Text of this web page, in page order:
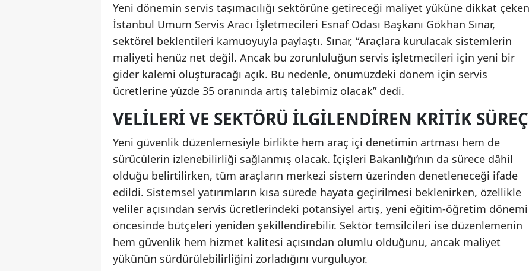
Yeni dönemin servis taşımacılığı sektörüne getireceği maliyet yüküne dikkat çeken
İstanbul Umum Servis Aracı İşletmecileri Esnaf Odası Başkanı Gökhan Sınar,
sektörel beklentileri kamuoyuyla paylaştı. Sınar, “Araçlara kurulacak sistemlerin
maliyeti henüz net değil. Ancak bu zorunluluğun servis işletmecileri için yeni bir
gider kalemi oluşturacağı açık. Bu nedenle, önümüzdeki dönem için servis
ücretlerine yüzde 35 oranında artış talebimiz olacak” dedi.
VELILERI VE SEKTÖRÜ İLGILENDIREN KRITIK SÜREÇ
Yeni güvenlik düzenlemesiyle birlikte hem araç içi denetimin artması hem de
sürücülerin izlenebilirliği sağlanmış olacak. İçişleri Bakanlığı’nın da sürece dâhil
olduğu belirtilirken, tüm araçların merkezi sistem üzerinden denetleneceği ifade
edildi. Sistemsel yatırımların kısa sürede hayata geçirilmesi beklenirken, özellikle
veliler açısından servis ücretlerindeki potansiyel artış, yeni eğitim-öğretim dönemi
öncesinde bütçeleri yeniden şekillendirebilir. Sektör temsilcileri ise düzenlemenin
hem güvenlik hem hizmet kalitesi açısından olumlu olduğunu, ancak maliyet
yükünün sürdürülebilirliğini zorladığını vurguluyor.